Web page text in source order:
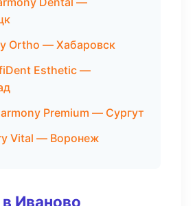
Ortho — Хабаровск
Esthetic —
Premium — Сургут
Vital — Воронеж
Иваново